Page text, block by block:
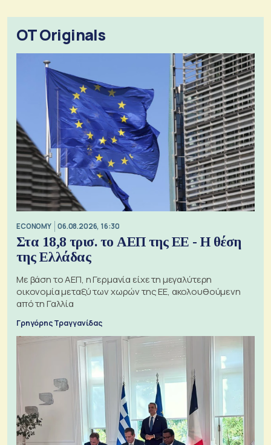
OT Originals
ECONOMY 06.08.2026, 16:30
Στα 18,8 τρισ. το ΑΕΠ της ΕΕ - Η θέση
της Ελλάδας
Με βάση το ΑΕΠ, η Γερμανία είχε τη μεγαλύτερη
οικονομία μεταξύ των χωρών της ΕΕ, ακολουθούμενη
από τη Γαλλία
Γρηγόρης Τραγγανίδας